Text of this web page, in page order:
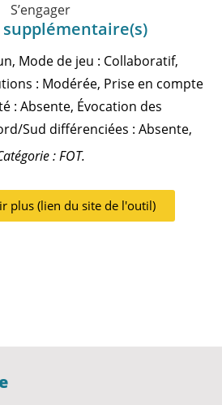
S’engager
supplémentaire(s)
Mode de jeu : Collaboratif,
: Modérée, Prise en compte
: Absente, Évocation des
Sud différenciées : Absente,
: FOT.
plus (lien du site de l'outil)